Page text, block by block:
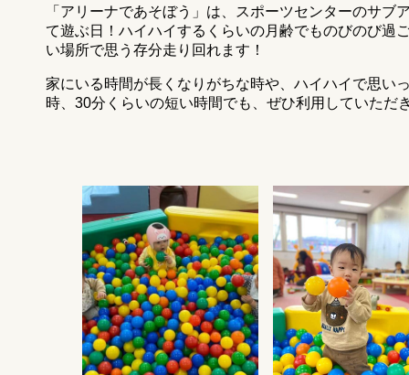
「アリーナであそぼう」は、スポーツセンターのサブ
て遊ぶ日！ハイハイするくらいの月齢でものびのび過
い場所で思う存分走り回れます！
家にいる時間が長くなりがちな時や、ハイハイで思い
時、30分くらいの短い時間でも、ぜひ利用していただ